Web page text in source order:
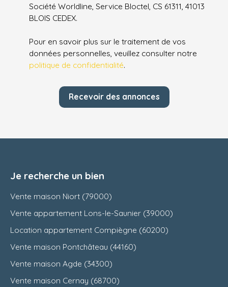
Société Worldline, Service Bloctel, CS 61311, 41013
BLOIS CEDEX.
Pour en savoir plus sur le traitement de vos
données personnelles, veuillez consulter notre
politique de confidentialité.
Recevoir des annonces
Je recherche un bien
Vente maison Niort (79000)
Vente appartement Lons-le-Saunier (39000)
Location appartement Compiègne (60200)
Vente maison Pontchâteau (44160)
Vente maison Agde (34300)
Vente maison Cernay (68700)